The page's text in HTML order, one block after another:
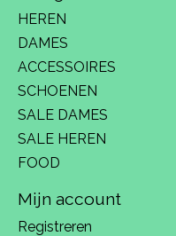
HEREN
DAMES
ACCESSOIRES
SCHOENEN
SALE DAMES
SALE HEREN
FOOD
Mijn account
Registreren